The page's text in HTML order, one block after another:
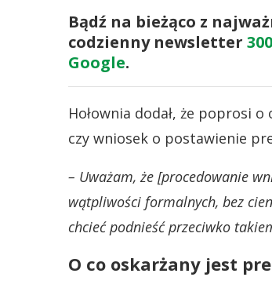
Bądź na bieżąco z
codzienny newsletter
Google.
Hołownia dodał, że poprosi
czy wniosek o postawienie
– Uważam, że [procedowanie
wątpliwości formalnych, bez
chcieć podnieść przeciwko
O co oskarżany jest